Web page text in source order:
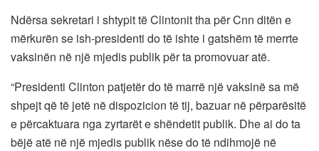
Ndërsa sekretari i shtypit të Clintonit tha për Cnn ditën e
mërkurën se ish-presidenti do të ishte i gatshëm të merrte
vaksinën në një mjedis publik për ta promovuar atë.
“Presidenti Clinton patjetër do të marrë një vaksinë sa më
shpejt që të jetë në dispozicion të tij, bazuar në përparësitë
e përcaktuara nga zyrtarët e shëndetit publik. Dhe ai do ta
bëjë atë në një mjedis publik nëse do të ndihmojë në